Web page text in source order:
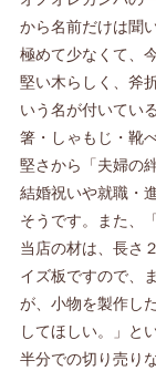
から名前だけは聞
極めて少なくて、
堅い木らしく、斧
いう名が付いてい
箸・しゃもじ・靴
堅さから「夫婦の
結婚祝いや就職・
そうです。また、
当店の材は、長さ
イズ板ですので、
が、小物を製作し
してほしい。」と
半分での切り売り